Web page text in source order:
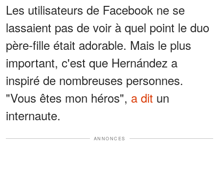
Les utilisateurs de Facebook ne se
lassaient pas de voir à quel point le duo
père-fille était adorable. Mais le plus
important, c'est que Hernández a
inspiré de nombreuses personnes.
"Vous êtes mon héros", a dit un
internaute.
ANNONCES